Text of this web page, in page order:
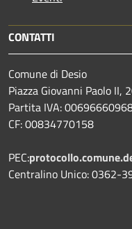
CONTATTI
Comune di Desio
Piazza Giovanni Paolo II,
Partita IVA:
CF: 00834770158
PEC:
Centralino Unico: 0362-